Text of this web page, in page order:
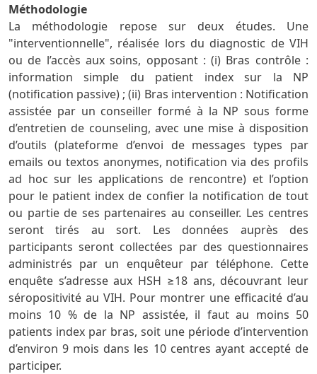
Méthodologie
La méthodologie repose sur deux études. Une
"interventionnelle", réalisée lors du diagnostic de VIH
ou de l’accès aux soins, opposant : (i) Bras contrôle :
information simple du patient index sur la NP
(notification passive) ; (ii) Bras intervention : Notification
assistée par un conseiller formé à la NP sous forme
d’entretien de counseling, avec une mise à disposition
d’outils (plateforme d’envoi de messages types par
emails ou textos anonymes, notification via des profils
ad hoc sur les applications de rencontre) et l’option
pour le patient index de confier la notification de tout
ou partie de ses partenaires au conseiller. Les centres
seront tirés au sort. Les données auprès des
participants seront collectées par des questionnaires
administrés par un enquêteur par téléphone. Cette
enquête s’adresse aux HSH ≥18 ans, découvrant leur
séropositivité au VIH. Pour montrer une efficacité d’au
moins 10 % de la NP assistée, il faut au moins 50
patients index par bras, soit une période d’intervention
d’environ 9 mois dans les 10 centres ayant accepté de
participer.